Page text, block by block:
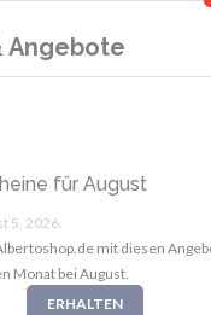
Angebote
für August
5, 2026.
mit diesen
Monat bei August.
ERHALTEN